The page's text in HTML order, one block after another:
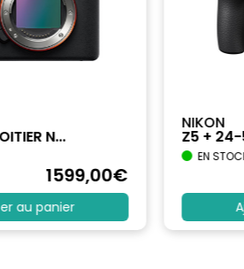
N...
1599,00€
au panier
NIKON
Z5 +
EN